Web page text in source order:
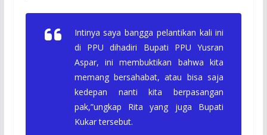
Intinya saya bangga pelantikan kali ini
di PPU dihadiri Bupati PPU Yusran
Aspar, ini membuktikan bahwa kita
memang bersahabat, atau bisa saja
kedepan nanti kita berpasangan
pak,”ungkap Rita yang juga Bupati
Kukar tersebut.